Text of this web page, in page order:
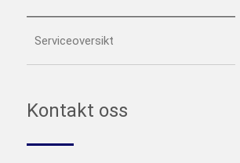
Serviceoversikt
Kontakt oss